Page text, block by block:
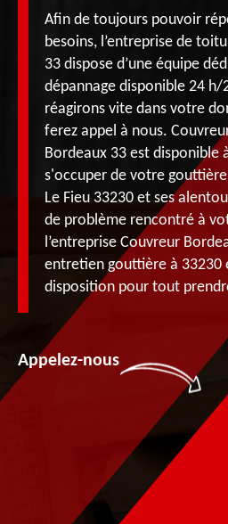
Afin de toujours pouvoir
besoins, l’entreprise de
33 dispose d’une équipe
dépannage disponible 24
réagirons vite dans votre
ferez appel à nous.
Bordeaux 33 est
s'occuper de votre
Le Fieu 33230 et ses
de problème rencontré à
l’entreprise Couvreur
entretien gouttière à
disposition pour tout
Appelez-nous